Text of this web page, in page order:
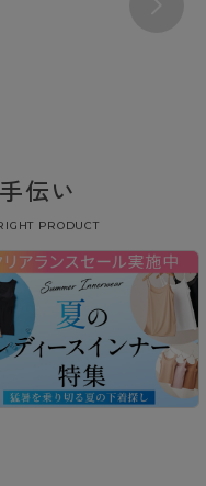
伝い
PRODUCT